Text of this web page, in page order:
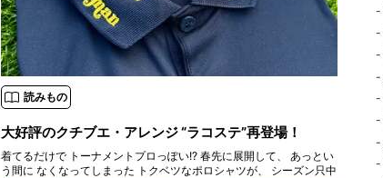
読みもの
大好評のクチブエ・アレンジ “ラコステ”再登場！
着てるだけで トーナメントプロっぽい!? 春先に展開して、 あっとい
う間に なくなってしまった トクベツなポロシャツが、 シーズン只中
-
-
-
-
-
-
-
-